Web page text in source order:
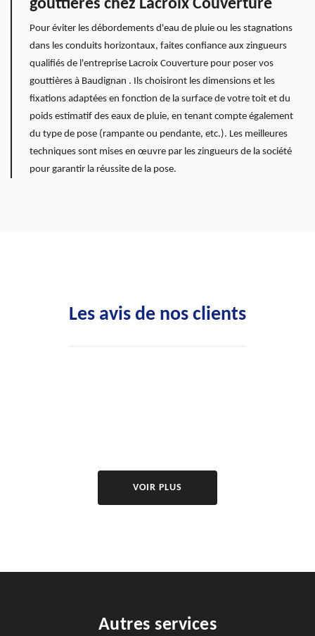
gouttières chez Lacroix Couverture
Pour éviter les débordements d'eau de pluie ou les stagnations
dans les conduits horizontaux, faites confiance aux zingueurs
qualifiés de l'entreprise Lacroix Couverture pour poser vos
gouttières à Baudignan . Ils choisiront les dimensions et les
fixations adaptées en fonction de la surface de votre toit et du
poids estimatif des eaux de pluie, en tenant compte également
du type de pose (rampante ou pendante, etc.). Les meilleures
techniques sont mises en œuvre par les zingueurs de la société
pour garantir la réussite de la pose.
Les avis de nos clients
VOIR PLUS
Autres services